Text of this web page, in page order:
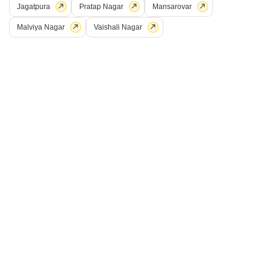
B बिना
Jagatpura Pratap Nagar Mansarovar
Malviya Nagar Vaishali Nagar